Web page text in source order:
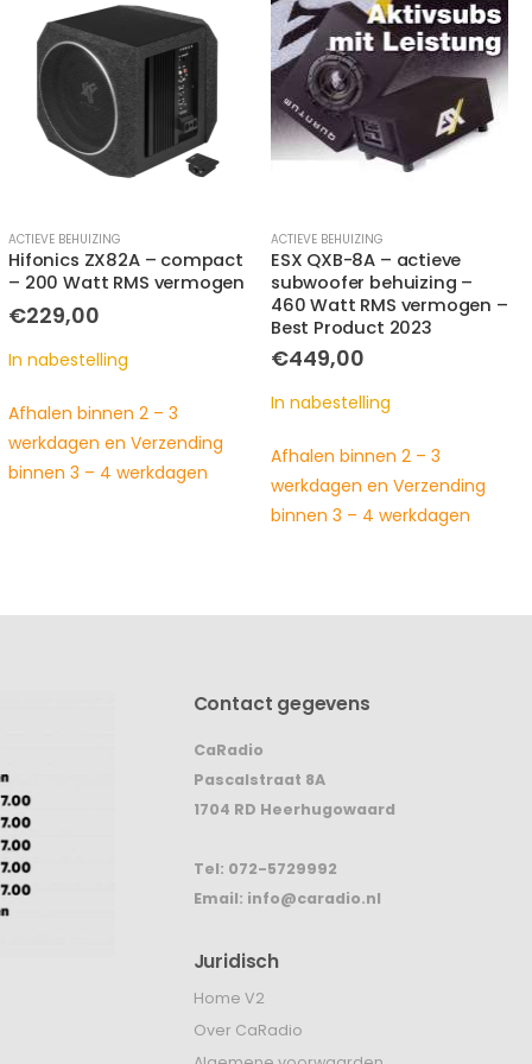
ACTIEVE BEHUIZING
ESX QXB-8A – actieve
subwoofer behuizing –
460 Watt RMS vermogen –
Best Product 2023
€ 449,00
In nabestelling
Afhalen binnen 2 – 3
werkdagen en Verzending
RESERVEWIEL BEHUIZING
GZCS 10SUB – 160 Watt
RMS vermogen – 2x 2 Ohm
impedantie
€219,00 Oorspronkelijke
prijs
€219,00.
€189,00
werkdagen en Verzending
binnen 3 – 4 werkdagen
Contact gegevens
CaRadio
Pascalstraat 8A
1704 RD Heerhugowaard
Tel: 072-5729992
Email: info@caradio.nl
Juridisch
Home V2
Over CaRadio